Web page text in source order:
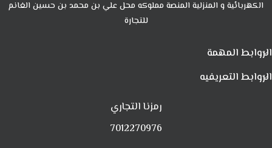
الكهربائية و المنزلية المنصة مملوكه محل علي بن محمد بن حسين الغانم
للتجارة
الروابط المهمة
الروابط التعريفيه
رمزنا التجاري
7012270976